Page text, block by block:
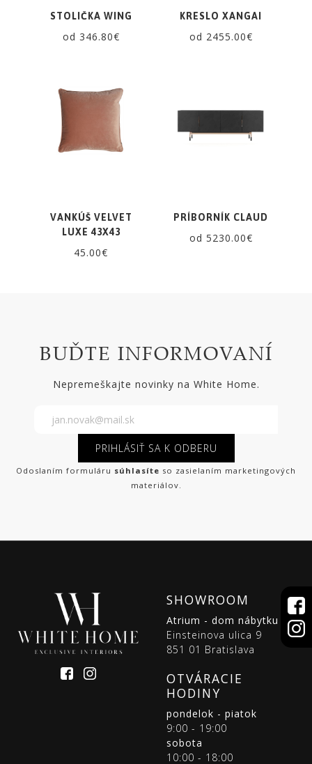
STOLIČKA WING
od 346.80€
KRESLO XANGAI
od 2455.00€
VANKÚŠ VELVET
LUXE 43X43
45.00€
PRÍBORNÍK CLAUD
od 5230.00€
BUĎTE INFORMOVANÍ
Nepremeškajte novinky na White Home.
PRIHLÁSIŤ SA K ODBERU
Odoslaním formuláru súhlasíte so zasielaním marketingových
materiálov.
SHOWROOM
Atrium - dom nábytku
Einsteinova ulica 9
851 01 Bratislava
OTVÁRACIE
HODINY
pondelok - piatok
9:00 - 19:00
sobota
10:00 - 18:00